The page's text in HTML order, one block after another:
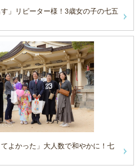
す」リピーター様！3歳女の子の七五
てよかった」大人数で和やかに！七